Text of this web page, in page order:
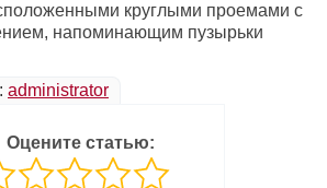
круглыми проемами с
напоминающим пузырьки
administrator
Оцените статью: